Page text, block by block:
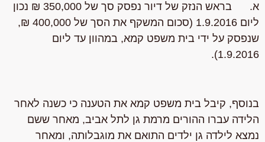
א. בראש הנזק של דיור נפסק סך של 350,000 ₪ נכון
ליום 1.9.2016 (סכום המשקף את הסך של 400,000 ₪,
שנפסק על ידי בית משפט קמא, במהוון עד ליום
1.9.2016).
בנוסף, קיבל בית משפט קמא את הטענה כי כשנה לאחר
הלידה עברו ההורים מרמת גן לתל אביב, מאחר ששם
נמצא לילדה גן ילדים התואם את מוגבלותה, ומאחר